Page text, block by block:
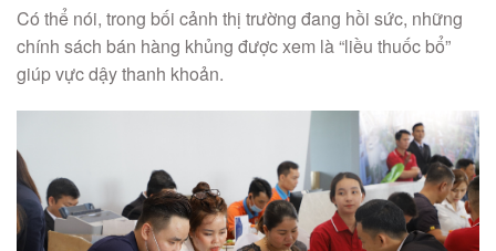
Có thể nói, trong bối cảnh thị trường đang hồi sức, những
chính sách bán hàng khủng được xem là “liều thuốc bổ”
giúp vực dậy thanh khoản.